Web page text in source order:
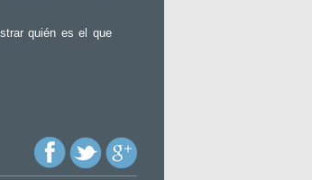
quién es el que